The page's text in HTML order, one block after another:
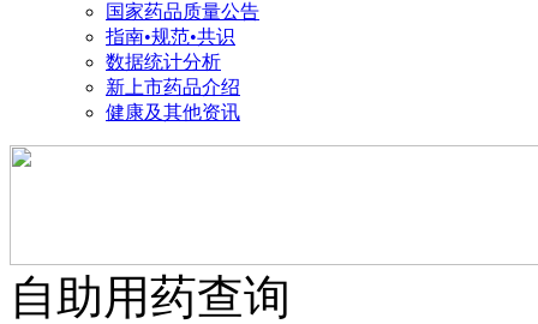
国家药品质量公告
指南•规范•共识
数据统计分析
新上市药品介绍
健康及其他资讯
自助用药查询